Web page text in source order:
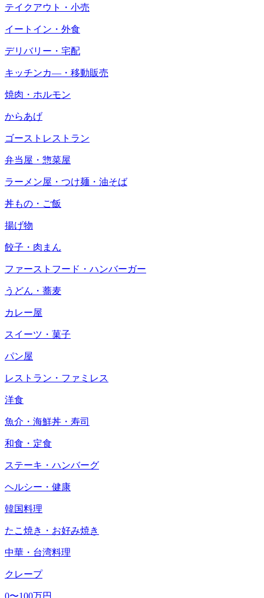
テイクアウト・小売
イートイン・外食
デリバリー・宅配
キッチンカ―・移動販売
焼肉・ホルモン
からあげ
ゴーストレストラン
弁当屋・惣菜屋
ラーメン屋・つけ麺・油そば
丼もの・ご飯
揚げ物
餃子・肉まん
ファーストフード・ハンバーガー
うどん・蕎麦
カレー屋
スイーツ・菓子
パン屋
レストラン・ファミレス
洋食
魚介・海鮮丼・寿司
和食・定食
ステーキ・ハンバーグ
ヘルシー・健康
韓国料理
たこ焼き・お好み焼き
中華・台湾料理
クレープ